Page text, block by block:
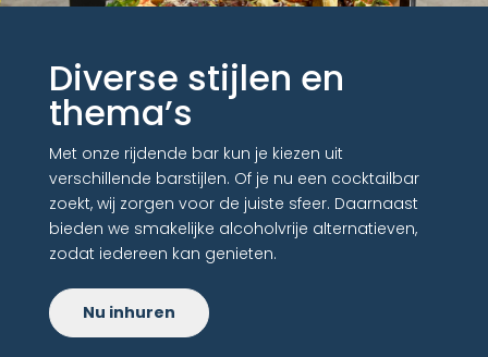
Diverse stijlen en
thema’s
Met onze rijdende bar kun je kiezen uit
verschillende barstijlen. Of je nu een cocktailbar
zoekt, wij zorgen voor de juiste sfeer. Daarnaast
bieden we smakelijke alcoholvrije alternatieven,
zodat iedereen kan genieten.
Nu inhuren